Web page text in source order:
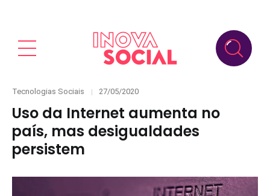
Categories
Tecnologias Sociais
Posted
27/05/2020
Uso da Internet aumenta no
país, mas desigualdades
persistem